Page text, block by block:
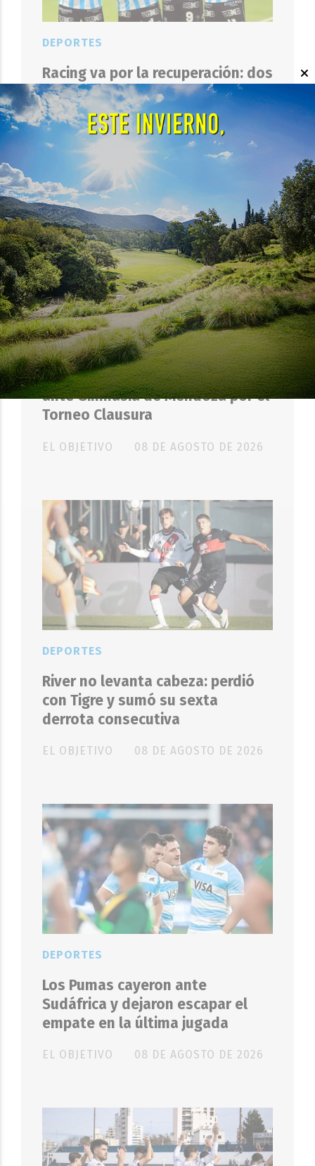
Racing va por la recuperación: dos
partidos en el Miguel Sancho para
volver al Reducido
EL OBJETIVO
DEPORTES
08 DE AGOSTO DE 2026
Instituto festeja sus 108 años
ante Gimnasia de Mendoza por el
Torneo Clausura
EL OBJETIVO
DEPORTES
08 DE AGOSTO DE 2026
River no levanta cabeza: perdió
con Tigre y sumó su sexta
derrota consecutiva
EL OBJETIVO
DEPORTES
08 DE AGOSTO DE 2026
Los Pumas cayeron ante
Sudáfrica y dejaron escapar el
empate en la última jugada
EL OBJETIVO
DEPORTES
08 DE AGOSTO DE 2026